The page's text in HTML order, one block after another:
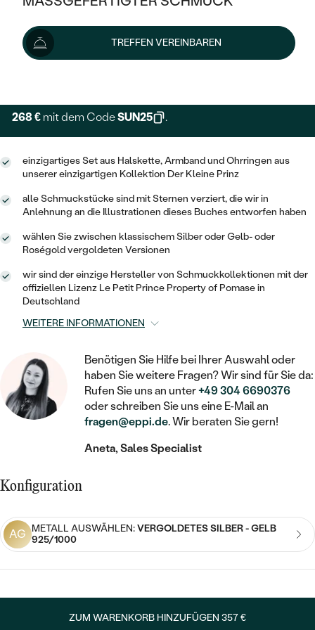
KLASSISCH
MEMOIRE
AUSSERGEWÖHNLICHE
GEHÄMMERTE
VON HAND GRAVIERTE
MIT FÜLLUNG
IM SET
NACH PREIS
GÜNSTIG
MIT MEHREREN DIAMANTEN
HALO
VINTAGE
IM SET
AUSSERGEWÖHNLICH
GESTALTE EINEN RING
DIAMANTEN ZUM EINFASSEN
LAB GROWN DIAMANTEN ZUM
EINFASSEN
FARBIGE DIAMANTEN ZUM EINFASSEN
NACH EDELSTEIN
MIT LAB GROWN DIAMANT
MIT MOISSANIT
MIT SCHWARZEN DIAMANTEN
AUSVERKAUF
WENN SCHMUCK HILFT
NACH TYP
OHRRINGE
RINGE
ANHÄNGER / KETTEN
ARMBÄNDER
SCHMUCKSET
HERRENSCHMUCK
BROSCHEN
SCHMUCKZUBEHÖR
NACH MATERIAL
GOLD
SILBER
PLATIN
DIAMANTSCHMUCK
PLATIN
OHRSTECKER
CREOLEN
SOLITÄR
HERZ
KINDER
PIERCINGS
NACH STEIN
NACH PREIS
LUXURIÖSE
GOLD
SILBER
NACH STYL
SOLITÄR
ZUR GEBURT EINES KINDES
PERSONALISIERT
MIT STERNZEICHEN
MINIMALISTISCH
KETTEN
HERZKETTEN
NACH EDELSTEIN
MIT DIAMANT
MIT EDELSTEIN
AUSVERKAUF
GOLD
SILBER
PLATIN
NACH STYL
MEMOIRE
MINIMALISTISCHE
STATEMENT
PERSONALISIERT
NACH EDELSTEIN
MIT EDELSTEIN
PERLENRINGE
NACH PREIS
PREISWERTE
TREFFEN VEREINBAREN
357 €
Schmuck ist auf Lager. Wir liefern ihn innerhalb von 24
Stunden.
268 € mit dem CodeSUN25 .
einzigartiges Set aus Halskette, Armband und Ohrringen aus
unserer einzigartigen Kollektion Der Kleine Prinz
alle Schmuckstücke sind mit Sternen verziert, die wir in
Anlehnung an die Illustrationen dieses Buches entworfen haben
wählen Sie zwischen klassischem Silber oder Gelb- oder
Roségold vergoldeten Versionen
wir sind der einzige Hersteller von Schmuckkollektionen mit der
offiziellen Lizenz Le Petit Prince Property of Pomase in
Deutschland
WEITERE INFORMATIONEN
Benötigen Sie Hilfe bei Ihrer Auswahl oder
haben Sie weitere Fragen? Wir sind für Sie da:
Rufen Sie uns an unter+49 304 6690376
oder schreiben Sie uns eine E-Mail an
fragen@eppi.de. Wir beraten Sie gern!
Aneta, Sales Specialist
Konfiguration
AG METALL AUSWÄHLEN:VERGOLDETES SILBER - GELB
925/1000
ZUM WARENKORB HINZUFÜGEN 357 €